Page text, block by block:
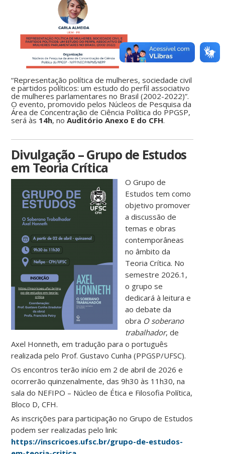
“Representação política de mulheres, sociedade civil
e partidos políticos: um estudo do perfil associativo
de mulheres parlamentares no Brasil (2002-2022)”.
O evento, promovido pelos Núcleos de Pesquisa da
Área de Concentração de Ciência Política do PPGSP,
será às 14h, noAuditório Anexo E do CFH.
Divulgação – Grupo de Estudos
em Teoria Crítica
O Grupo de
Estudos tem como
objetivo promover
a discussão de
temas e obras
contemporâneas
no âmbito da
Teoria Crítica. No
semestre 2026.1,
o grupo se
dedicará à leitura e
ao debate da
obra O soberano
trabalhador, de
Axel Honneth, em tradução para o português
realizada pelo Prof. Gustavo Cunha (PPGSP/UFSC).
Os encontros terão início em 2 de abril de 2026 e
ocorrerão quinzenalmente, das 9h30 às 11h30, na
sala do NEFIPO – Núcleo de Ética e Filosofia Política,
Bloco D, CFH.
As inscrições para participação no Grupo de Estudos
podem ser realizadas pelo link:
https://inscricoes.ufsc.br/grupo-de-estudos-